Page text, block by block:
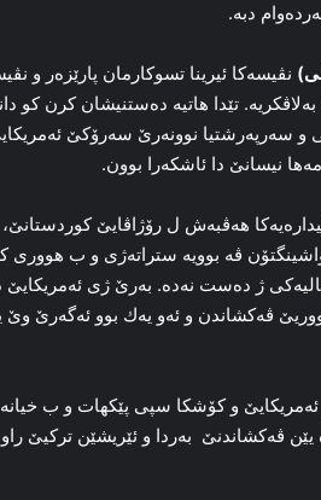
دبه‌.
نڤیسەكا ئیرینا تسوکا‌رمان پارێزه‌ر و
تێدا هاتیه‌ ده‌ستنیشان کرن كو
و سەرپەرشتیا نوونەرێ سەرۆكێ
نیسانێ دا ئاشكەرا بوون.
هه‌ڤبه‌ش ل رۆژاڤایێ
ڤه‌ بوویه‌ ستراته‌ژی و ب
ژ ده‌ست نه‌ده‌. به‌رێ ژی
ڤه‌کشاندن و ئەو یەك بوو ئەگەرێ وێ
ئەمریكایێ و کۆشکا سپی پێکهات و ب
ڤەكشاندنێ به‌ردا و ئێریشێن تركیێ